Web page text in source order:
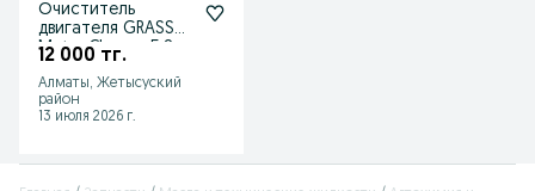
Очиститель
двигателя GRASS
Motor Cleaner 5,8 кг
12 000 тг.
Алматы, Жетысуский
район
13 июля 2026 г.